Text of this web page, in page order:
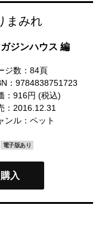
まみれ
ジンハウス 編
ジ数：84頁
：9784838751723
：916円 (税込)
：2016.12.31
ンル：ペット
電子版あり
購入